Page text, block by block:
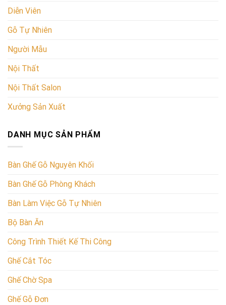
Diễn Viên
Gỗ Tự Nhiên
Người Mẫu
Nội Thất
Nội Thất Salon
Xưởng Sản Xuất
DANH MỤC SẢN PHẨM
Bàn Ghế Gỗ Nguyên Khối
Bàn Ghế Gỗ Phòng Khách
Bàn Làm Việc Gỗ Tự Nhiên
Bộ Bàn Ăn
Công Trình Thiết Kế Thi Công
Ghế Cắt Tóc
Ghế Chờ Spa
Ghế Gỗ Đơn